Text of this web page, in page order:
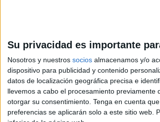
Su privacidad es importante
Nosotros y nuestros socios almacenamos y/o
dispositivo para publicidad y contenido
datos de localización geográfica precisa e
llevemos a cabo el procesamiento
otorgar su consentimiento. Tenga en cuenta
preferencias se aplicarán solo a este sitio web.